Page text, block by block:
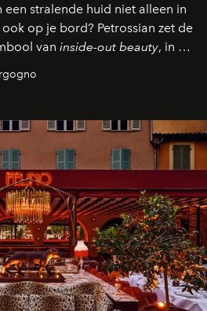
een stralende huid niet alleen in
op je bord? Petrossian zet de
van inside-out beauty, in de